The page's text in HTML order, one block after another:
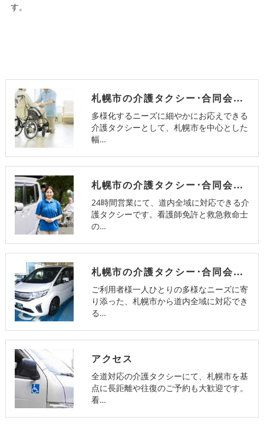
す。
札幌市の介護タクシー･合同会社K&Sのお客様の声
多様化するニーズに細やかにお応えできる
介護タクシーとして、札幌市を中心とした
幅…
札幌市の介護タクシー･合同会社K&Sの評判
24時間営業にて、道内全域に対応できる介
護タクシーです。看護師免許と救急救命士
の…
札幌市の介護タクシー･合同会社K&Sの口コミ情報
ご利用者様一人ひとりの多様なニーズに寄
り添った、札幌市から道内全域に対応でき
る…
アクセス
全道対応の介護タクシーにて、札幌市を基
点に長距離や往復のご予約も大歓迎です。
看…